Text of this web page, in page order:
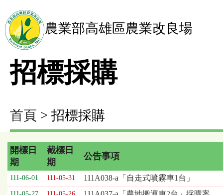
農業部高雄區農業改良場
招標採購
首頁 > 招標採購
招
標
開標日
期
截標日
期
公告事項
111-06-01 111-05-31 111A038-a「自走式噴霧車1台」